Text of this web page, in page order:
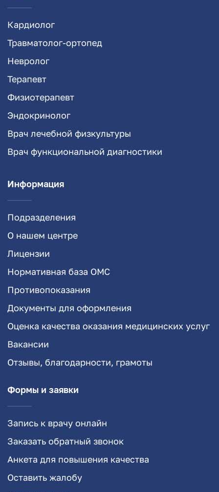
Кардиолог
Травматолог-ортопед
Невролог
Терапевт
Физиотерапевт
Эндокринолог
Врач лечебной физкультуры
Врач функциональной диагностики
Информация
Подразделения
О нашем центре
Лицензии
Нормативная база ОМС
Противопоказания
Документы для оформления
Оценка качества оказания медицинских услуг
Вакансии
Отзывы, благодарности, грамоты
Формы и заявки
Запись к врачу онлайн
Заказать обратный звонок
Анкета для повышения качества
Оставить жалобу